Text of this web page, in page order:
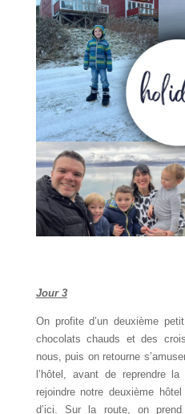
Jour 3
On profite d’un deuxième
chocolats chauds et des
nous, puis on retourne
l’hôtel, avant de reprendre
rejoindre notre deuxième
d’ici. Sur la route, on